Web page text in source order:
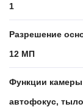
1
Разрешение
12 МП
Функции камеры
автофокус,